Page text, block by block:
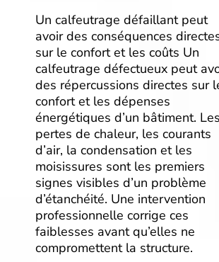
Un calfeutrage défaillant peut
avoir des conséquences
sur le confort et les coûts Un
calfeutrage défectueux peut
des répercussions directes sur
confort et les dépenses
énergétiques d’un bâtiment. Les
pertes de chaleur, les courants
d’air, la condensation et les
moisissures sont les premiers
signes visibles d’un problème
d’étanchéité. Une intervention
professionnelle corrige ces
faiblesses avant qu’elles ne
compromettent la structure.